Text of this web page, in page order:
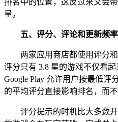
量。
五、 评分、评论和更新频
两家应用商店都使用评分
评分只有 3.8 星的游戏不仅看起
Google Play 允许用户按最低评
的平均评分直接影响排名，而
评分提示的时机比大多数